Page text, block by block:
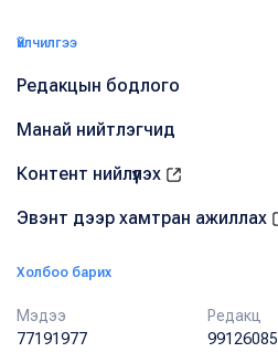
Үйлчилгээ
Редакцын бодлого
Манай нийтлэгчид
Контент нийлүүлэх
Эвэнт дээр хамтран ажиллах
Холбоо барих
Мэдээ
77191977
Редакц
99126085